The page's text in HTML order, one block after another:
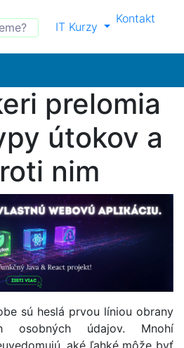
IT Kurzy
Kontakt
prelomia
útokov a
nim
sú heslá prvou líniou obrany
osobných údajov. Mnohí